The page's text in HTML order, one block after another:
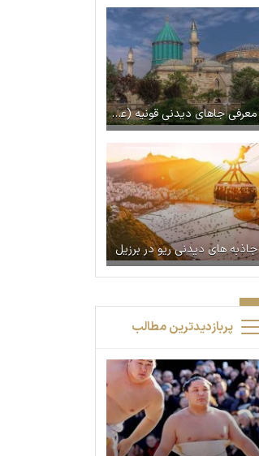
معرفی جاهای دیدنی قونیه (عکس + آدرس)
جاذبه های دیدنی ریو در برزیل
پربازدیدترین مطالب